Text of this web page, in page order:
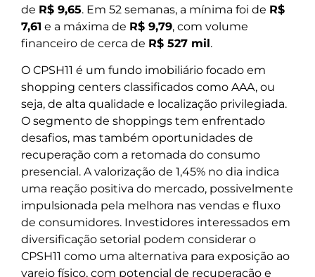
de R$ 9,65. Em 52 semanas, a mínima foi de R$
7,61 e a máxima de R$ 9,79, com volume
financeiro de cerca de R$ 527 mil.
O CPSH11 é um fundo imobiliário focado em
shopping centers classificados como AAA, ou
seja, de alta qualidade e localização privilegiada.
O segmento de shoppings tem enfrentado
desafios, mas também oportunidades de
recuperação com a retomada do consumo
presencial. A valorização de 1,45% no dia indica
uma reação positiva do mercado, possivelmente
impulsionada pela melhora nas vendas e fluxo
de consumidores. Investidores interessados em
diversificação setorial podem considerar o
CPSH11 como uma alternativa para exposição ao
varejo físico, com potencial de recuperação e